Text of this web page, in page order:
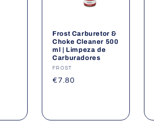
Frost Carburetor &
Choke Cleaner 500
ml | Limpeza de
Carburadores
Fornecedor:
FROST
Preço
€7.80